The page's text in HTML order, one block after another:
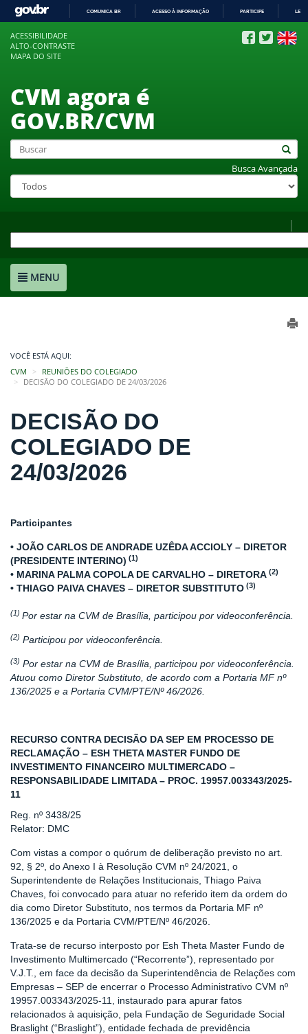
COMUNICA BR ACESSO À INFORMAÇÃO PARTICIPE
ACESSIBILIDADE
ALTO-CONTRASTE
MAPA DO SITE
CVM agora é
GOV.BR/CVM
Busca Avançada
MENU
VOCÊ ESTÁ AQUI:
CVM
REUNIÕES DO COLEGIADO
DECISÃO DO COLEGIADO DE 24/03/2026
DECISÃO DO
COLEGIADO DE
24/03/2026
Participantes
• JOÃO CARLOS DE ANDRADE UZÊDA ACCIOLY – DIRETOR
(PRESIDENTE INTERINO) (1)
• MARINA PALMA COPOLA DE CARVALHO – DIRETORA (2)
• THIAGO PAIVA CHAVES – DIRETOR SUBSTITUTO (3)
(1) Por estar na CVM de Brasília, participou por videoconferência.
(2) Participou por videoconferência.
(3) Por estar na CVM de Brasília, participou por videoconferência.
Atuou como Diretor Substituto, de acordo com a Portaria MF nº
136/2025 e a Portaria CVM/PTE/Nº 46/2026.
RECURSO CONTRA DECISÃO DA SEP EM PROCESSO DE
RECLAMAÇÃO – ESH THETA MASTER FUNDO DE
INVESTIMENTO FINANCEIRO MULTIMERCADO –
RESPONSABILIDADE LIMITADA – PROC. 19957.003343/2025-
11
Reg. nº 3438/25
Relator: DMC
Com vistas a compor o quórum de deliberação previsto no art.
92, § 2º, do Anexo I à Resolução CVM nº 24/2021, o
Superintendente de Relações Institucionais, Thiago Paiva
Chaves, foi convocado para atuar no referido item da ordem do
dia como Diretor Substituto, nos termos da Portaria MF nº
136/2025 e da Portaria CVM/PTE/Nº 46/2026.
Trata-se de recurso interposto por Esh Theta Master Fundo de
Investimento Multimercado (“Recorrente”), representado por
V.J.T., em face da decisão da Superintendência de Relações com
Empresas – SEP de encerrar o Processo Administrativo CVM nº
19957.003343/2025-11, instaurado para apurar fatos
relacionados à aquisição, pela Fundação de Seguridade Social
Braslight (“Braslight”), entidade fechada de previdência